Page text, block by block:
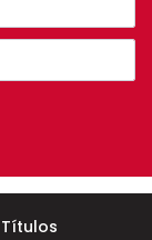
Títulos